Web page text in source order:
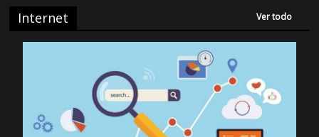
Internet Ver todo